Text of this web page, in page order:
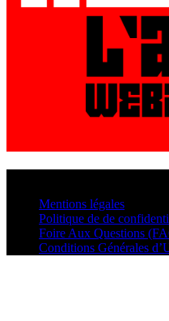
Mentions légales
Politique de de
Foire Aux Questions
Conditions Générales